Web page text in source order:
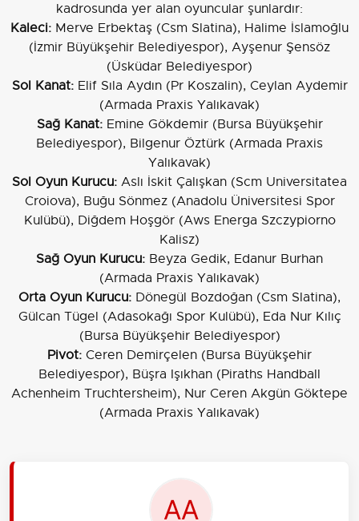
kadrosunda yer alan oyuncular şunlardır:
Kaleci: Merve Erbektaş (Csm Slatina), Halime İslamoğlu
(İzmir Büyükşehir Belediyespor), Ayşenur Şensöz
(Üsküdar Belediyespor)
Sol Kanat:Elif Sıla Aydın (Pr Koszalin), Ceylan Aydemir
(Armada Praxis Yalıkavak)
Sağ Kanat:Emine Gökdemir (Bursa Büyükşehir
Belediyespor), Bilgenur Öztürk (Armada Praxis
Yalıkavak)
Sol Oyun Kurucu: Aslı İskit Çalışkan (Scm Universitatea
Croiova), Buğu Sönmez (Anadolu Üniversitesi Spor
Kulübü), Diğdem Hoşgör (Aws Energa Szczypiorno
Kalisz)
Sağ Oyun Kurucu: Beyza Gedik, Edanur Burhan
(Armada Praxis Yalıkavak)
Orta Oyun Kurucu: Dönegül Bozdoğan (Csm Slatina),
Gülcan Tügel (Adasokağı Spor Kulübü), Eda Nur Kılıç
(Bursa Büyükşehir Belediyespor)
Pivot: Ceren Demirçelen (Bursa Büyükşehir
Belediyespor), Büşra Işıkhan (Piraths Handball
Achenheim Truchtersheim), Nur Ceren Akgün Göktepe
(Armada Praxis Yalıkavak)